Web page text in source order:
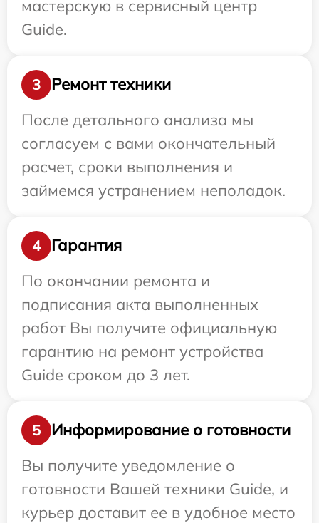
мастерскую в сервисный центр
Guide.
3
Ремонт техники
После детального анализа мы
согласуем с вами окончательный
расчет, сроки выполнения и
займемся устранением неполадок.
4
Гарантия
По окончании ремонта и
подписания акта выполненных
работ Вы получите официальную
гарантию на ремонт устройства
Guide сроком до 3 лет.
5
Информирование о готовности
Вы получите уведомление о
готовности Вашей техники Guide, и
курьер доставит ее в удобное место